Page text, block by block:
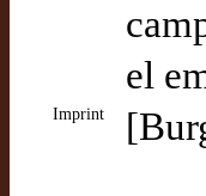
el
Imprint